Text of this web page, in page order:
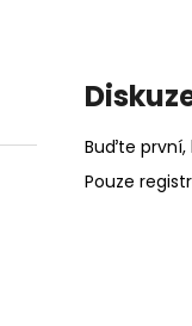
Buďte první,
Pouze